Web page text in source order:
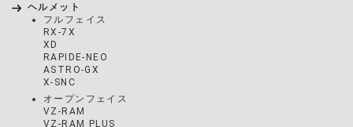
ヘルメット
フルフェイス
RX-7X
XD
RAPIDE-NEO
ASTRO-GX
X-SNC
オープンフェイス
VZ-RAM
VZ-RAM PLUS